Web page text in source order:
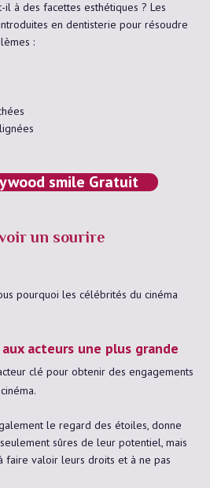
à des facettes esthétiques ? Les
en dentisterie pour résoudre
:
smile Gratuit
un sourire
pourquoi les célébrités du cinéma
acteurs une plus grande
clé pour obtenir des engagements
le regard des étoiles, donne
sûres de leur potentiel, mais
faire valoir leurs droits et à ne pas